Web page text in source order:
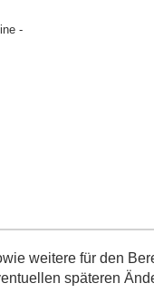
-
weitere für den
späteren